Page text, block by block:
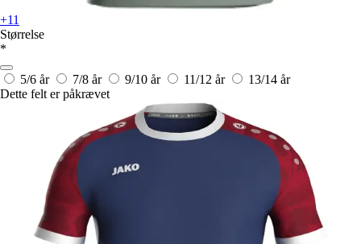
+11
Størrelse
*
5/6 år 7/8 år 9/10 år 11/12 år
13/14 år
Dette felt er påkrævet